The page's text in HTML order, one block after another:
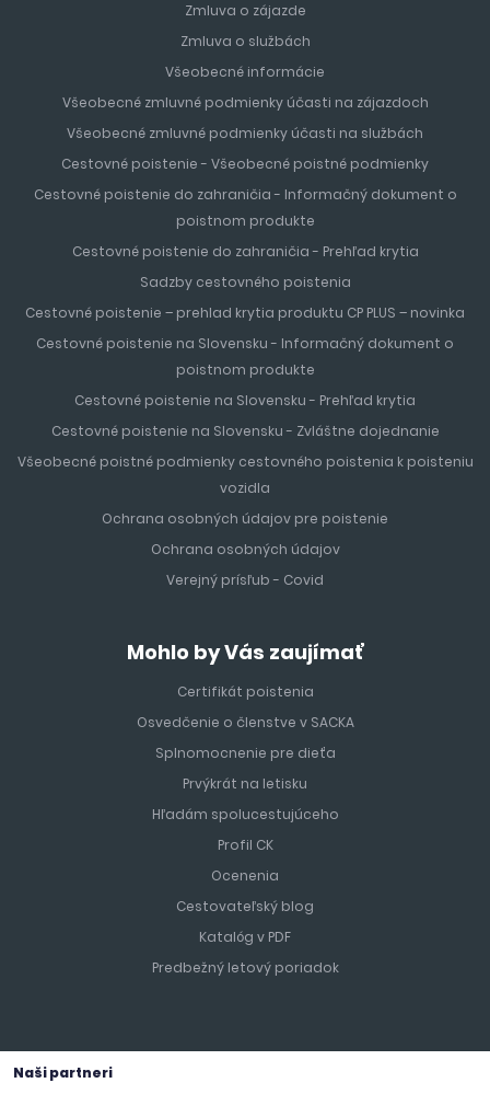
Zmluva o zájazde
Zmluva o službách
Všeobecné informácie
Všeobecné zmluvné podmienky účasti na zájazdoch
Všeobecné zmluvné podmienky účasti na službách
Cestovné poistenie - Všeobecné poistné podmienky
Cestovné poistenie do zahraničia - Informačný dokument o
poistnom produkte
Cestovné poistenie do zahraničia - Prehľad krytia
Sadzby cestovného poistenia
Cestovné poistenie – prehlad krytia produktu CP PLUS – novinka
Cestovné poistenie na Slovensku - Informačný dokument o
poistnom produkte
Cestovné poistenie na Slovensku - Prehľad krytia
Cestovné poistenie na Slovensku - Zvláštne dojednanie
Všeobecné poistné podmienky cestovného poistenia k poisteniu
vozidla
Ochrana osobných údajov pre poistenie
Ochrana osobných údajov
Verejný prísľub - Covid
Mohlo by Vás zaujímať
Certifikát poistenia
Osvedčenie o členstve v SACKA
Splnomocnenie pre dieťa
Prvýkrát na letisku
Hľadám spolucestujúceho
Profil CK
Ocenenia
Cestovateľský blog
Katalóg v PDF
Predbežný letový poriadok
Naši partneri